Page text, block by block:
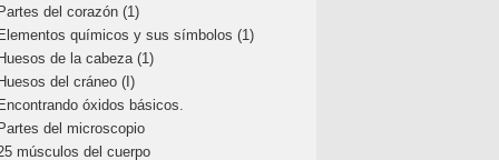
del corazón (1)
químicos y sus símbolos (1)
de la cabeza (1)
del cráneo (I)
óxidos básicos.
del microscopio
músculos del cuerpo